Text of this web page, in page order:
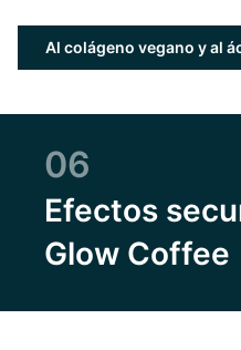
Al colágeno vegano y al
06
Efectos
Glow Coffee